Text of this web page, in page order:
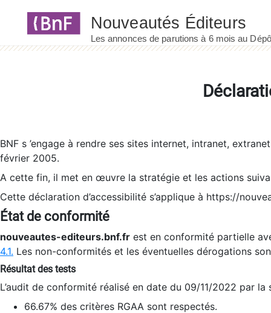
BNF s ’engage à rendre ses sites internet, intranet,
février 2005.
A cette fin, il met en œuvre la stratégie et les actions
Cette déclaration d’accessibilité s’applique à https://
État de conformité
nouveautes-editeurs.bnf.fr est en conformité partielle
4.1. Les non-conformités et les éventuelles dérogations
Résultat des tests
L’audit de conformité réalisé en date du 09/11/2022 par
66.67% des critères RGAA sont respectés.